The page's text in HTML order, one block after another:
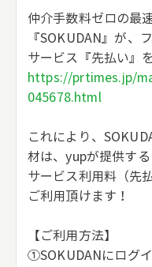
仲介手数料ゼロの最
『SOKUDAN』が、
サービス『先払い』
https://prtimes.jp/
045678.html
これにより、
材は、yupが提供す
サービス利用料（先
ご利用頂けます！
【ご利用方法】
①SOKUDANにログ